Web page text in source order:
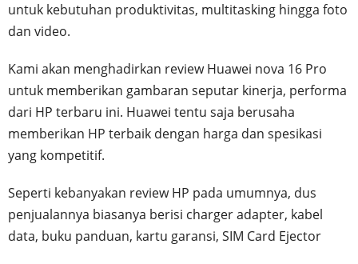
untuk kebutuhan produktivitas, multitasking hingga foto
dan video.
Kami akan menghadirkan review Huawei nova 16 Pro
untuk memberikan gambaran seputar kinerja, performa
dari HP terbaru ini. Huawei tentu saja berusaha
memberikan HP terbaik dengan harga dan spesikasi
yang kompetitif.
Seperti kebanyakan review HP pada umumnya, dus
penjualannya biasanya berisi charger adapter, kabel
data, buku panduan, kartu garansi, SIM Card Ejector